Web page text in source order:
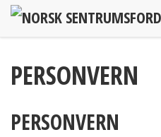
Hopp
PERSONVERN
PERSONVERN